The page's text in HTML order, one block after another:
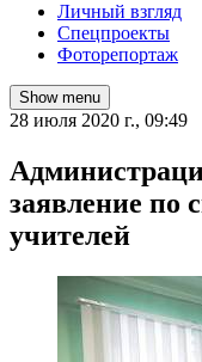
Личный взгляд
Спецпроекты
Фоторепортаж
Show menu
28 июля 2020 г., 09:49
заявление по
учителей